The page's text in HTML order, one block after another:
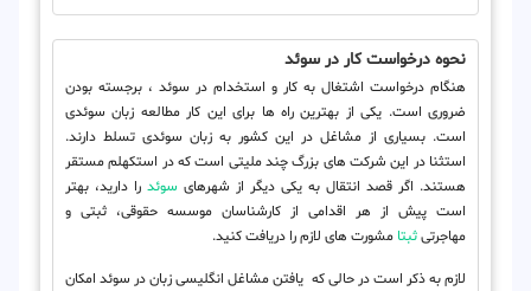
نحوه درخواست کار در سوئد
هنگام درخواست اشتغال به کار و استخدام در سوئد ، برجسته بودن
ضروری است. یکی از بهترین راه ها برای این کار مطالعه زبان سوئدی
است. بسیاری از مشاغل در این کشور به زبان سوئدی تسلط دارند.
استثنا در این شرکت های بزرگ چند ملیتی است که در استکهلم مستقر
هستند. اگر قصد انتقال به یکی دیگر از شهرهای سوئد را دارید، بهتر
است پیش از هر اقدامی از کارشناسان موسسه حقوقی، ثبتی و
مهاجرتیثبتا مشورت های لازم را دریافت کنید.
لازم به ذکر است در حالی که یافتن مشاغل انگلیسی زبان در سوئد امکان